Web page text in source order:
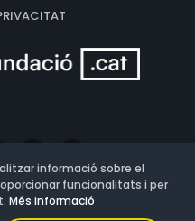
informació sobre el
funcionalitats i per
Més informació